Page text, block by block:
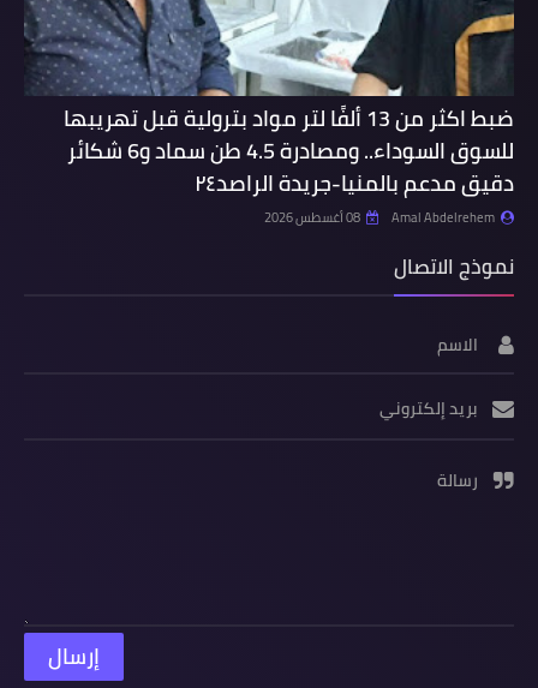
ضبط اكثر من 13 ألفًا لتر مواد بترولية قبل تهريبها
للسوق السوداء.. ومصادرة 4.5 طن سماد و6 شكائر
دقيق مدعم بالمنيا-جريدة الراصد٢٤
Amal Abdelrehem 08 أغسطس 2026
نموذج الاتصال
الاسم
بريد إلكتروني
رسالة